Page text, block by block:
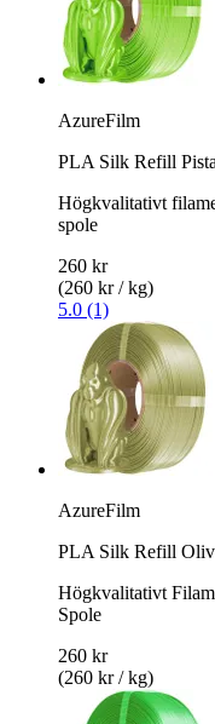
AzureFilm
PLA Silk Refill
Högkvalitativt
spole
260 kr
(260 kr / kg)
5.0 (1)
AzureFilm
PLA Silk Refill
Högkvalitativt
Spole
260 kr
(260 kr / kg)